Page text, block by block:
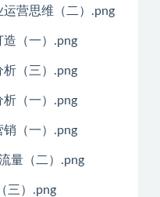
营思维（二）.png
（一）.png
（三）.png
（一）.png
（一）.png
量（二）.png
三）.png